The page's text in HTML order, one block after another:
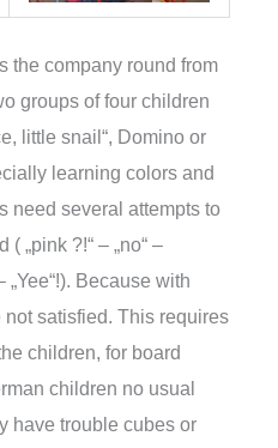
the company round from
groups of four children
little snail“, Domino or
learning colors and
need several attempts to
„pink ?!“ – „no“ –
„Yee“!). Because with
satisfied. This requires
children, for board
children no usual
have trouble cubes or